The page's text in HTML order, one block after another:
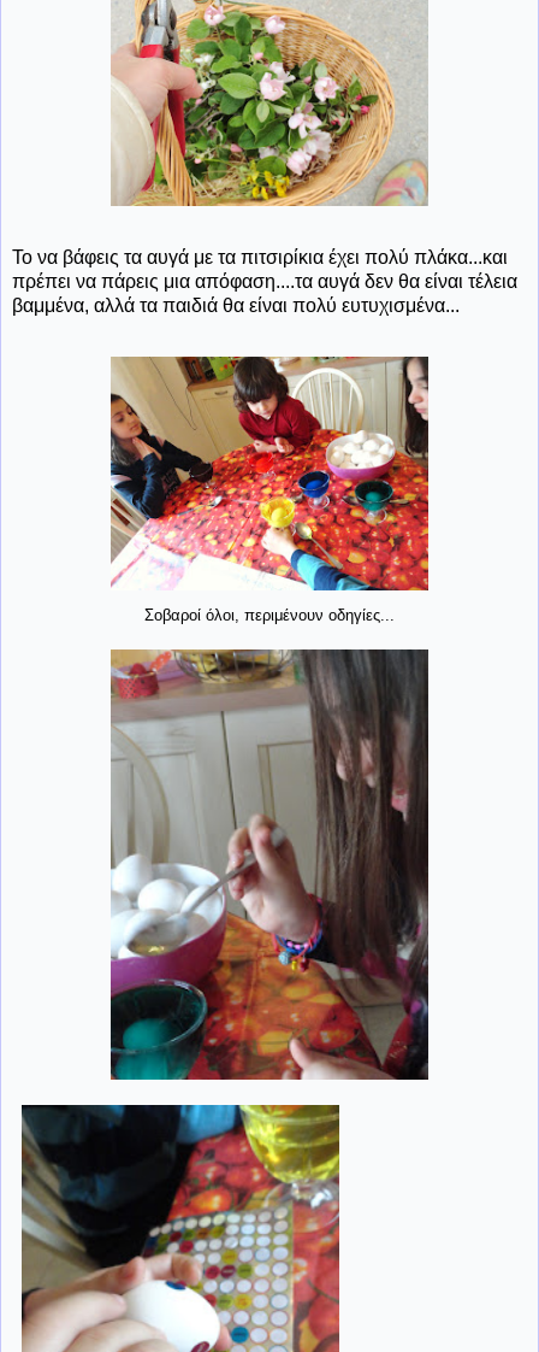
Το να βάφεις τα αυγά με τα πιτσιρίκια έχει πολύ πλάκα...και
πρέπει να πάρεις μια απόφαση....τα αυγά δεν θα είναι τέλεια
βαμμένα, αλλά τα παιδιά θα είναι πολύ ευτυχισμένα...
Σοβαροί όλοι, περιμένουν οδηγίες...